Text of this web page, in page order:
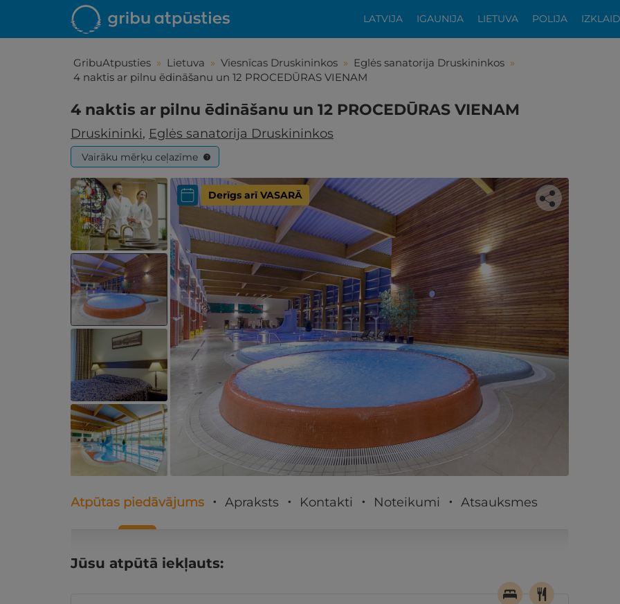
LATVIJA IGAUNIJA LIETUVA POLIJA
GribuAtpusties » Lietuva » Viesnīcas Druskininkos » Eglės sanatorija Druskininkos »
4 naktis ar pilnu ēdināšanu un 12 PROCEDŪRAS VIENAM
4 naktis ar pilnu ēdināšanu un 12 PROCEDŪRAS VIENAM
Druskininki, Eglės sanatorija Druskininkos
Vairāku mērķu ceļazīme ?
Derīgs arī VASARĀ
Iepatikās šis piedāvājums?
Līdz brīnišķīgai atpūtai atlikuši tikai daži soļi
Atpūtas piedāvājums Apraksts Kontakti Noteikumi Atsauksmes
Jūsu atpūtā iekļauts: